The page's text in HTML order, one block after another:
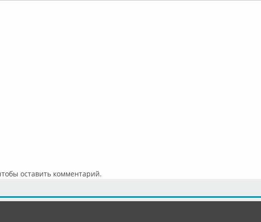
оставить комментарий.